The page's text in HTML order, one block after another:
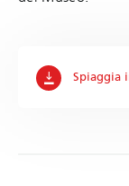
Spiaggia